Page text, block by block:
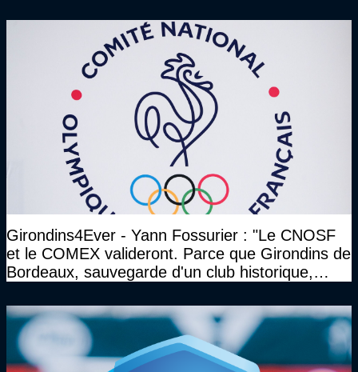
Girondins4Ever - Yann Fossurier : "Le CNOSF
et le COMEX valideront. Parce que Girondins de
Bordeaux, sauvegarde d'un club historique,